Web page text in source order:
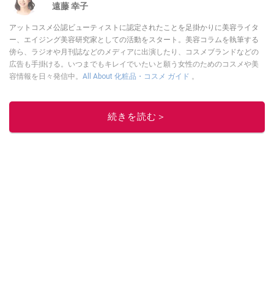
遠藤 幸子
アットコスメ公認ビューティストに認定されたことを足掛かりに美容ライタ
ー、エイジング美容研究家としての活動をスタート。美容コラムを執筆する
傍ら、ラジオや月刊誌などのメディアに出演したり、コスメブランドなどの
広告も手掛ける。いつまでもキレイでいたいと願う女性のためのコスメや美
容情報を日々発信中。 All About 化粧品・コスメ ガイド 。
続きを読む＞